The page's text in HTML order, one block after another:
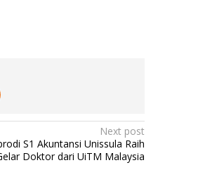
Next post
S1 Akuntansi Unissula Raih
Doktor dari UiTM Malaysia